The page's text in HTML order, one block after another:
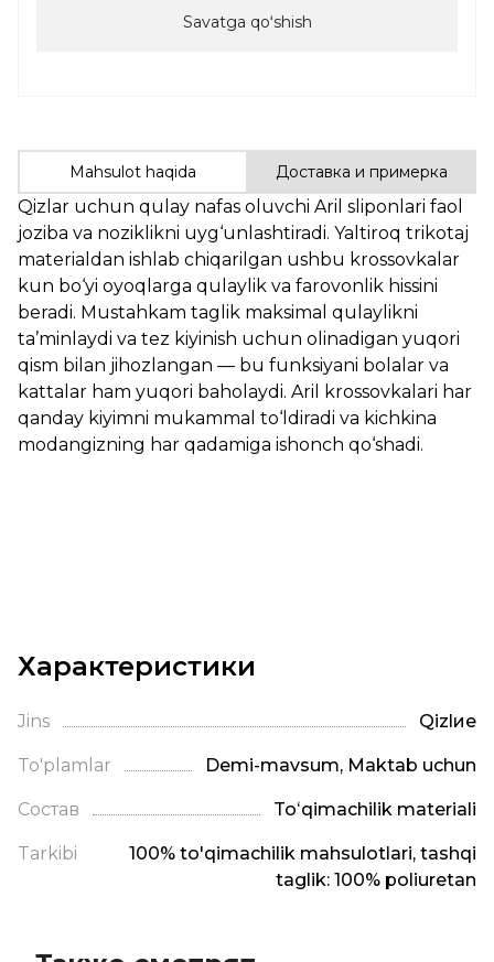
Savatga qoʻshish
Mahsulot haqida Доставка и примерка
Qizlar uchun qulay nafas oluvchi Aril sliponlari faol
joziba va noziklikni uyg‘unlashtiradi. Yaltiroq trikotaj
materialdan ishlab chiqarilgan ushbu krossovkalar
kun bo‘yi oyoqlarga qulaylik va farovonlik hissini
beradi. Mustahkam taglik maksimal qulaylikni
ta’minlaydi va tez kiyinish uchun olinadigan yuqori
qism bilan jihozlangan — bu funksiyani bolalar va
kattalar ham yuqori baholaydi. Aril krossovkalari har
qanday kiyimni mukammal to‘ldiradi va kichkina
modangizning har qadamiga ishonch qo‘shadi.
Характеристики
Jins Qizlие
To'plamlar Demi-mavsum, Maktab uchun
Состав Toʻqimachilik materiali
Tarkibi
100% to'qimachilik mahsulotlari, tashqi
taglik: 100% poliuretan